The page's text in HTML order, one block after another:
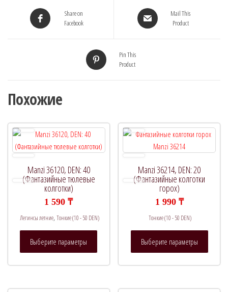
Share on
Facebook
Mail This
Product
Pin This
Product
Похожие
Manzi 36120, DEN: 40
(Фантазийные тюлевые
колготки)
1 590₸
Легинсы летние, Тонкие (10 - 50 DEN)
Выберите параметры
Manzi 36214, DEN: 20
(Фантазийные колготки
горох)
1 990 ₸
Тонкие (10 - 50 DEN)
Выберите параметры
Этот